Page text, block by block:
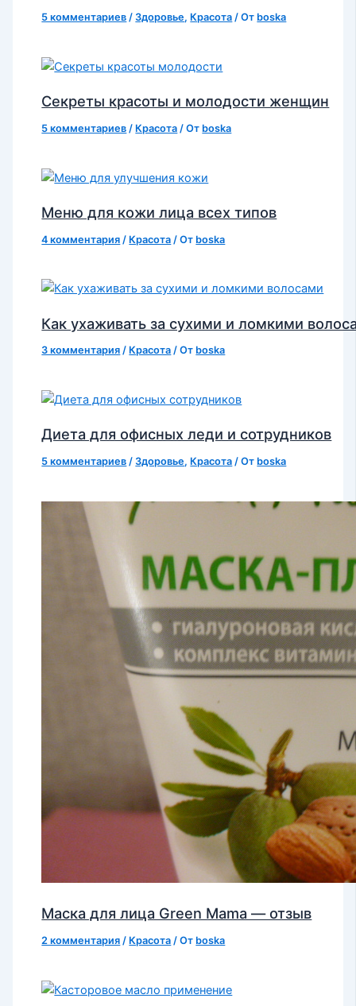
5 комментариев /Здоровье, Красота / От boska
Секреты красоты и молодости женщин
5 комментариев / Красота / От boska
Меню для кожи лица всех типов
4 комментария / Красота / От boska
Как ухаживать за сухими и ломкими
3 комментария / Красота / От boska
Диета для офисных леди и сотрудников
5 комментариев /Здоровье, Красота / От boska
Маска для лица Green Mama — отзыв
2 комментария / Красота / От boska